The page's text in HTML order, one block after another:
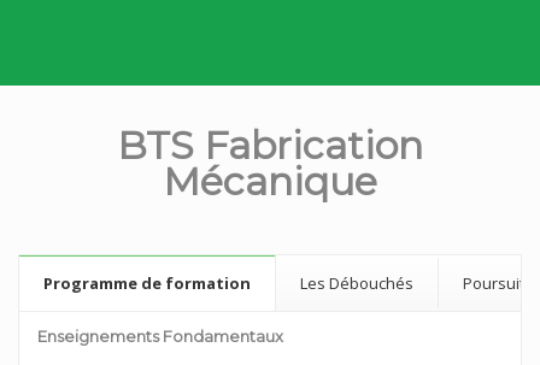
BTS Fabrication
Mécanique
Programme de formation Les Débouchés Poursuite
Enseignements Fondamentaux